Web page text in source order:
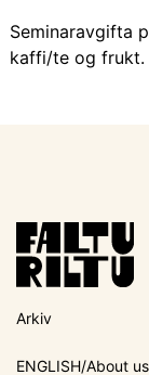
Seminaravgifta
kaffi/te og frukt.
Arkiv
ENGLISH/About us